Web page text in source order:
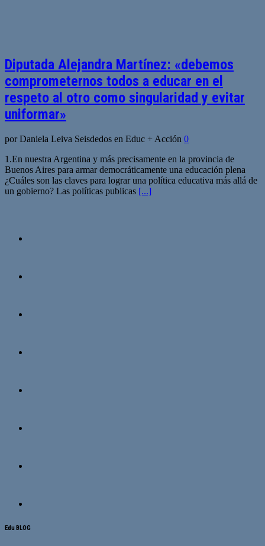
Diputada Alejandra Martínez: «debemos
comprometernos todos a educar en el
respeto al otro como singularidad y evitar
uniformar»
por Daniela Leiva Seisdedos en Educ + Acción 0
1.En nuestra Argentina y más precisamente en la provincia de
Buenos Aires para armar democráticamente una educación plena
¿Cuáles son las claves para lograr una política educativa más allá de
un gobierno? Las políticas publicas [...]
Edu BLOG